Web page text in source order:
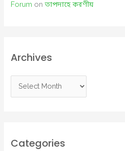
Forum onতাপদাহে করণীয়
Archives
r
iCategories